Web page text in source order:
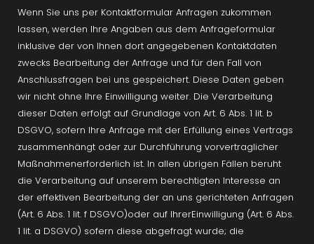
Wenn Sie uns per Kontaktformular Anfragen zukommen
lassen, werden Ihre Angaben aus dem Anfrageformular
inklusive der von Ihnen dort angegebenen Kontaktdaten
zwecks Bearbeitung der Anfrage und für den Fall von
Anschlussfragen bei uns gespeichert. Diese Daten geben
wir nicht ohne Ihre Einwilligung weiter. Die Verarbeitung
dieser Daten erfolgt auf Grundlage von Art. 6 Abs. 1 lit. b
DSGVO, sofern Ihre Anfrage mit der Erfüllung eines Vertrags
zusammenhängt oder zur Durchführung vorvertraglicher
Maßnahmenerforderlich ist. In allen übrigen Fällen beruht
die Verarbeitung auf unserem berechtigten Interesse an
der effektiven Bearbeitung der an uns gerichteten Anfragen
(Art. 6 Abs. 1 lit. f DSGVO)oder auf IhrerEinwilligung (Art. 6 Abs.
1 lit. a DSGVO) sofern diese abgefragt wurde; die